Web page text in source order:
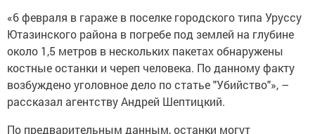
«6 февраля в гараже в поселке городского типа Уруссу
Ютазинского района в погребе под землей на глубине
около 1,5 метров в нескольких пакетах обнаружены
костные останки и череп человека. По данному факту
возбуждено уголовное дело по статье "Убийство"», –
рассказал агентству Андрей Шептицкий.
По предварительным данным, останки могут